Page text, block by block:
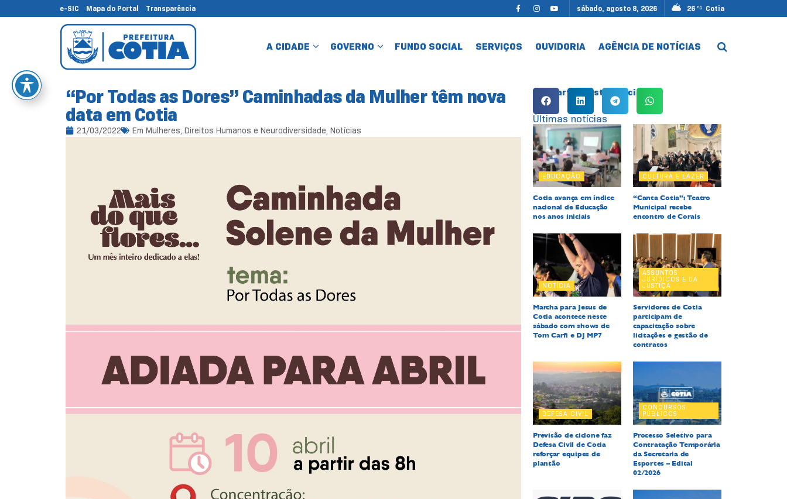
e-SIC Mapa do Portal Transparência sábado, agosto 8, 2026 26 °C Cotia
A CIDADE GOVERNO FUNDO SOCIAL SERVIÇOS OUVIDORIA AGÊNCIA DE NOTÍCIAS
“Por Todas as Dores” Caminhadas da Mulher têm nova
data em Cotia
21/03/2022 Em Mulheres, Direitos Humanos e Neurodiversidade, Notícias
Compartilhe esta notícia:
Últimas notícias
EDUCAÇÃO
Cotia avança em índice
nacional de Educação
nos anos iniciais
CULTURA E LAZER
“Canta Cotia”: Teatro
Municipal recebe
encontro de Corais
NOTÍCIA
Marcha para Jesus de
Cotia acontece neste
sábado com shows de
Tom Carfi e DJ MP7
ASSUNTOS
JURÍDICOS E DA
JUSTIÇA
Servidores de Cotia
participam de
capacitação sobre
licitações e gestão de
contratos
DEFESA CIVIL
Previsão de ciclone faz
Defesa Civil de Cotia
reforçar equipes de
plantão
CONCURSOS
PÚBLICOS
Processo Seletivo para
Contratação Temporária
da Secretaria de
Esportes – Edital
02/2026